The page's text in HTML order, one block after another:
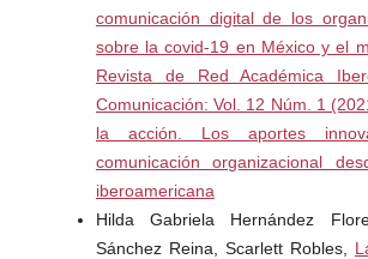
Romero, M. y Sánchez, M. (2012).
impacto emocional y la felicidad
publicitarios en tiempos de crisis,
Publiradio, Universidad Autónoma de
Seligman, M. (2004). Aprenda
Debolsillo.
Seligman, M. E. P. (2004). Aprenda
comunicación digital de los
sobre la covid-19 en México y el
Revista de Red Académica
Comunicación: Vol. 12 Núm. 1
la acción. Los aportes
comunicación organizacional
iberoamericana
Hilda Gabriela Hernández
Sánchez Reina, Scarlett Robles,